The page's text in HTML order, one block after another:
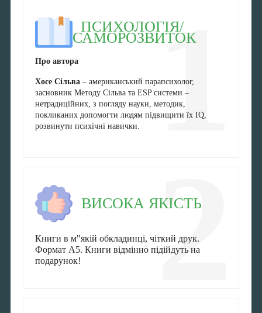
1
ПСИХОЛОГІЯ/
САМОРОЗВИТОК
Про автора
Хосе Сільва– американський парапсихолог,
засновник Методу Сільва та ESP системи –
нетрадиційних, з погляду науки, методик,
покликаних допомогти людям підвищити їх IQ,
розвинути психічні навички.
2
ВИСОКА ЯКІСТЬ
Книги в м"якій обкладинці, чіткий друк.
Формат А5. Книги відмінно підійдуть на
подарунок!